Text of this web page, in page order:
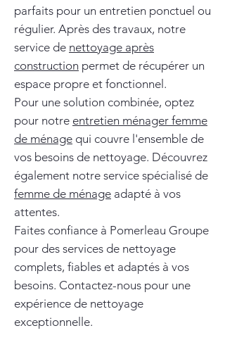
parfaits pour un entretien ponctuel ou
régulier. Après des travaux, notre
service de nettoyage après
construction permet de récupérer un
espace propre et fonctionnel.
Pour une solution combinée, optez
pour notre entretien ménager femme
de ménage qui couvre l'ensemble de
vos besoins de nettoyage. Découvrez
également notre service spécialisé de
femme de ménage adapté à vos
attentes.
Faites confiance à Pomerleau Groupe
pour des services de nettoyage
complets, fiables et adaptés à vos
besoins. Contactez-nous pour une
expérience de nettoyage
exceptionnelle.